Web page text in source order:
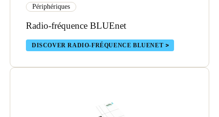
Périphériques
Radio-fréquence BLUEnet
DISCOVER RADIO-FRÉQUENCE BLUENET